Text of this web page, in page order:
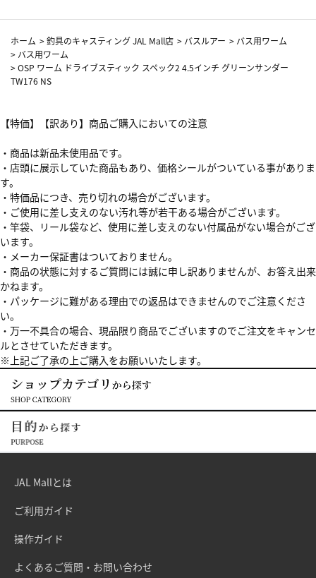
ホーム >釣具のキャスティング JAL Mall店 > バスルアー > バス用ワーム
> バス用ワーム
>OSP ワーム ドライブスティック スペック2 4.5インチ グリーンサンダー
TW176 NS
【特価】【訳あり】商品ご購入においての注意
・商品は新品未使用品です。
・店頭に展示していた商品もあり、価格シールがついている事がありま
す。
・特価品につき、売り切れの場合がございます。
・ご使用に差し支えのない汚れ等が若干ある場合がございます。
・竿袋、リール袋など、使用に差し支えのない付属品がない場合がござ
います。
・メーカー保証書はついておりません。
・商品の状態に対するご質問には誠に申し訳ありませんが、お答え出来
かねます。
・パッケージに難がある理由での返品はできませんのでご注意くださ
い。
・万一不具合の場合、現品限り商品でございますのでご注文をキャンセ
ルとさせていただきます。
※上記ご了承の上ご購入をお願いいたします。
JAL Mallとは
ご利用ガイド
操作ガイド
よくあるご質問・お問い合わせ